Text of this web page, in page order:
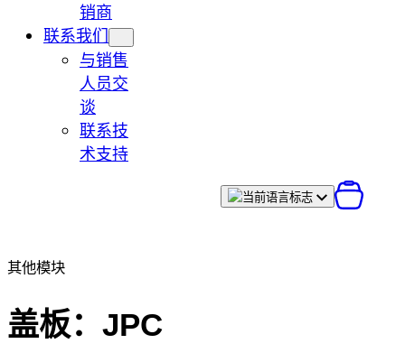
销商
联系我们
与销售
人员交
谈
联系技
术支持
其他模块
盖板：JPC